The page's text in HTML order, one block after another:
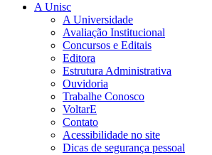
A Unisc
A Universidade
Avaliação Institucional
Concursos e Editais
Editora
Estrutura Administrativa
Ouvidoria
Trabalhe Conosco
VoltarE
Contato
Acessibilidade no site
Dicas de segurança pessoal